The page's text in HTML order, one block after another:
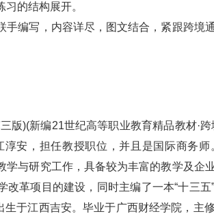
的结构展开。
手编写，内容详尽，图文结合，紧跟跨境
版)(新编21世纪高等职业教育精品教材·跨
安，担任教授职位，并且是国际商务
学与研究工作，具备较为丰富的教学及企
改革项目的建设，同时主编了一本“十三
生于江西吉安。毕业于广西财经学院，主